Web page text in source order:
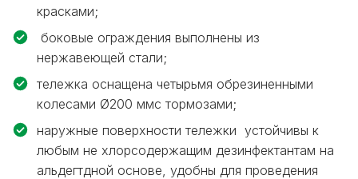
красками;
боковые ограждения выполнены из
нержавеющей стали;
тележка оснащена четырьмя обрезиненными
колесами Ø200 ммс тормозами;
наружные поверхности тележки устойчивы к
любым не хлорсодержащим дезинфектантам на
альдегтдной основе, удобны для проведения